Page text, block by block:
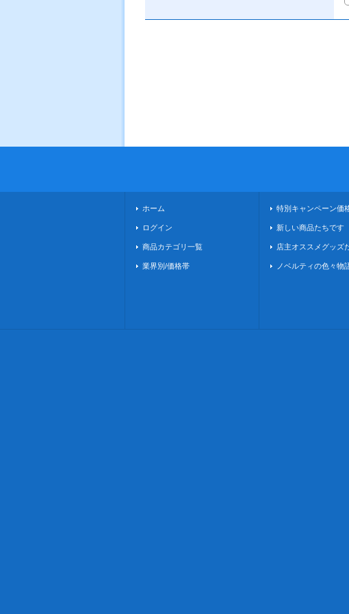
ホーム
ログイン
商品カテゴリ一覧
業界別/価格帯
特別キャンペーン価
新しい商品たちです
店主オススメグッズ
ノベルティの色々物